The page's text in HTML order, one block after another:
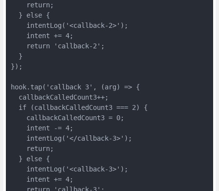
    return;
  } else {
    intentLog('<callback-2>');
    intent += 4;
    return 'callback-2';
  }
});
hook.tap('callback 3', (arg) => {
  callbackCalledCount3++;
  if (callbackCalledCount3 === 2) {
    callbackCalledCount3 = 0;
    intent -= 4;
    intentLog('</callback-3>');
    return;
  } else {
    intentLog('<callback-3>');
    intent += 4;
    return 'callback-3';